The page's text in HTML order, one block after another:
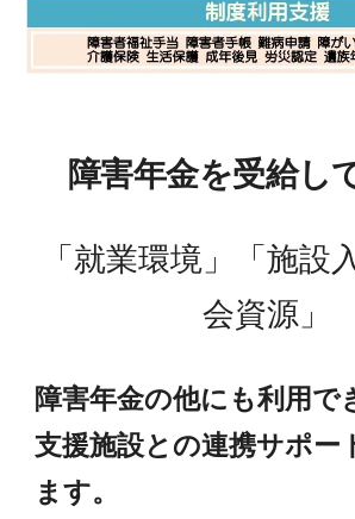
障害年金を受給し
「 就業環境 」「 施設
会資源 」
障害年金の他にも利用で
支援施設との連携サポー
ます。